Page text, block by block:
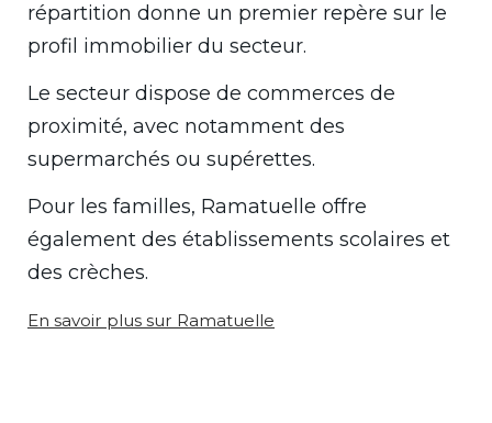
répartition donne un premier repère sur le
profil immobilier du secteur.
Le secteur dispose de commerces de
proximité, avec notamment des
supermarchés ou supérettes.
Pour les familles, Ramatuelle offre
également des établissements scolaires et
des crèches.
En savoir plus sur Ramatuelle